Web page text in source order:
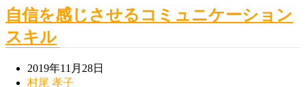
自信を感じさせるコミュニケーション
スキル
2019年11月28日
村尾 孝子